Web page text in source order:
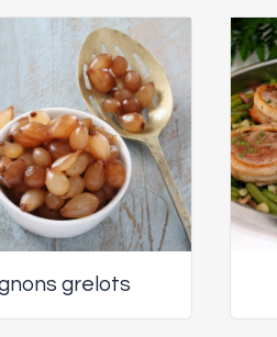
grelots